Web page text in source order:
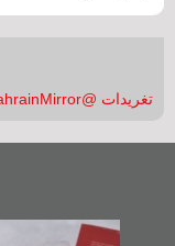
تغريدات @BahrainMirror